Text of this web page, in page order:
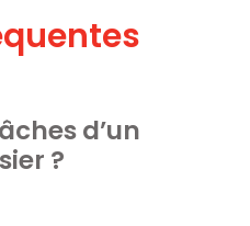
d’un
?